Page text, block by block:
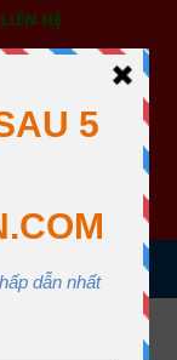
LIÊN HỆ
SƠN
12